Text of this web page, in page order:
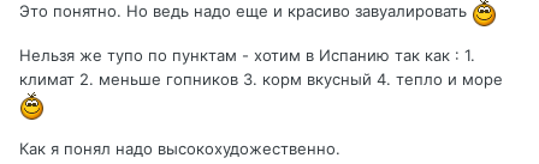
Это понятно. Но ведь надо еще и красиво завуалировать
Нельзя же тупо по пунктам - хотим в Испанию так как : 1.
климат 2. меньше гопников 3. корм вкусный 4. тепло и море
Как я понял надо высокохудожественно.